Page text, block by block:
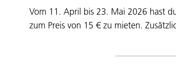
Vom 11. April bis 23. Mai 2026 hast
zum Preis von 15 € zu mieten.